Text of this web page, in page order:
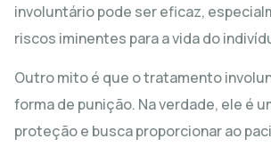
involuntário pode ser eficaz,
riscos iminentes para a vida do
Outro mito é que o tratamento
forma de punição. Na verdade, ele é
proteção e busca proporcionar ao